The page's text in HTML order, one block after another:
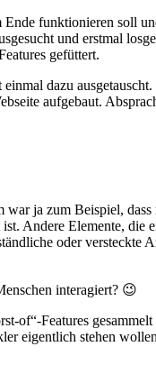
funktionieren soll
und erstmal
gefüttert.
dazu
aufgebaut.
ja zum Beispiel, dass
Andere Elemente, die
oder versteckte
interagiert? 😉
of“-Features
eigentlich stehen